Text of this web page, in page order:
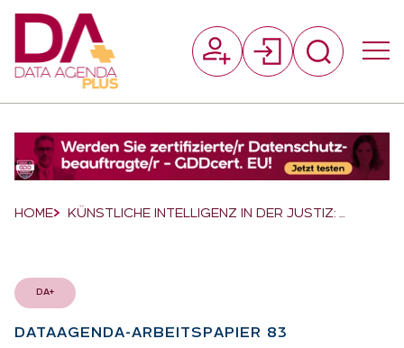
Breadcrumb-Navigation
HOME KÜNSTLICHE INTELLIGENZ IN DER JUSTIZ: …
DA+
DATAAGEN­DA-AR­BEITS­PA­PIER 83